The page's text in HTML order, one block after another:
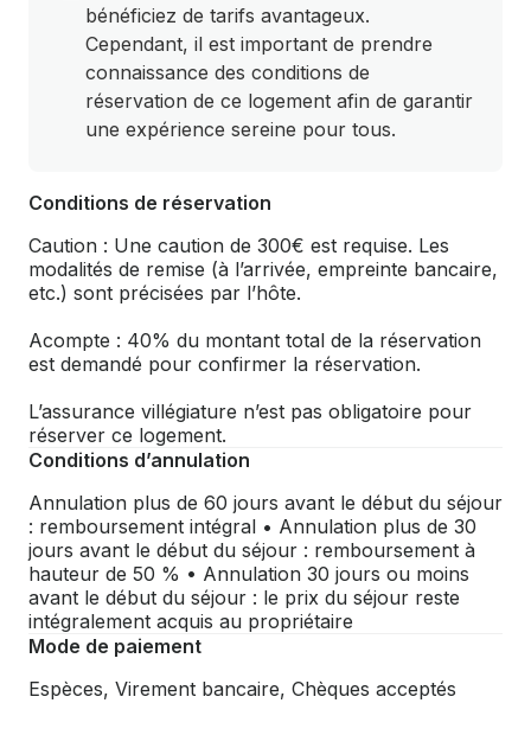
bénéficiez de tarifs avantageux.
Cependant, il est important de prendre
connaissance des conditions de
réservation de ce logement afin de garantir
une expérience sereine pour tous.
Conditions de réservation
Caution : Une caution de 300€ est requise. Les
modalités de remise (à l’arrivée, empreinte bancaire,
etc.) sont précisées par l’hôte.
Acompte : 40% du montant total de la réservation
est demandé pour confirmer la réservation.
L’assurance villégiature n’est pas obligatoire pour
réserver ce logement.
Conditions d’annulation
Annulation plus de 60 jours avant le début du séjour
: remboursement intégral • Annulation plus de 30
jours avant le début du séjour : remboursement à
hauteur de 50 % • Annulation 30 jours ou moins
avant le début du séjour : le prix du séjour reste
intégralement acquis au propriétaire
Mode de paiement
Espèces, Virement bancaire, Chèques acceptés